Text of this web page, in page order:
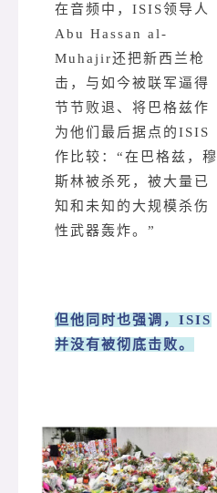
在音频中，ISIS领导人
Abu Hassan al-
Muhajir还把新西兰枪
击，与如今被联军逼得
节节败退、将巴格兹作
为他们最后据点的ISIS
作比较：“在巴格兹，穆
斯林被杀死，被大量已
知和未知的大规模杀伤
性武器轰炸。”
但他同时也强调，ISIS
并没有被彻底击败。